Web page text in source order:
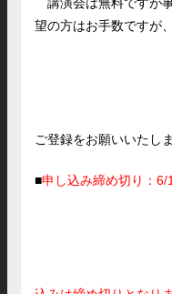
講演会は無料ですが
望の方は
上記、参
ご登録をお願いいたしま
■申し込み締め切り：